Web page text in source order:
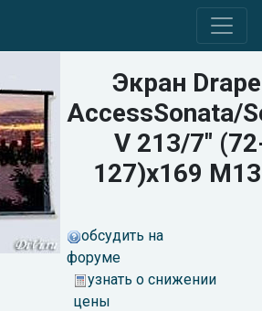
Экран
AccessSonata/
V 213/7"
127)x169
обсудить на
форуме
узнать о снижении
цены